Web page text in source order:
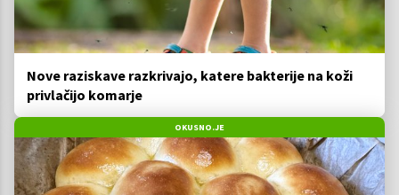
Nove raziskave razkrivajo, katere bakterije na koži
privlačijo komarje
OKUSNO.JE